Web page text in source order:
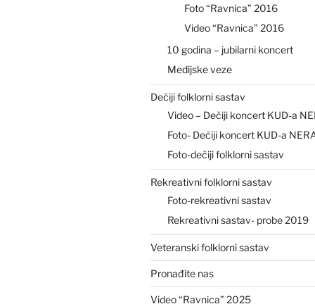
Foto “Ravnica” 2016
Video “Ravnica” 2016
10 godina – jubilarni koncert
Medijske veze
Dečiji folklorni sastav
Video – Dečiji koncert KUD-a
Foto- Dečiji koncert KUD-a
Foto-dečiji folklorni sastav
Rekreativni folklorni sastav
Foto-rekreativni sastav
Rekreativni sastav- probe 2019
Veteranski folklorni sastav
Pronađite nas
Video “Ravnica” 2025